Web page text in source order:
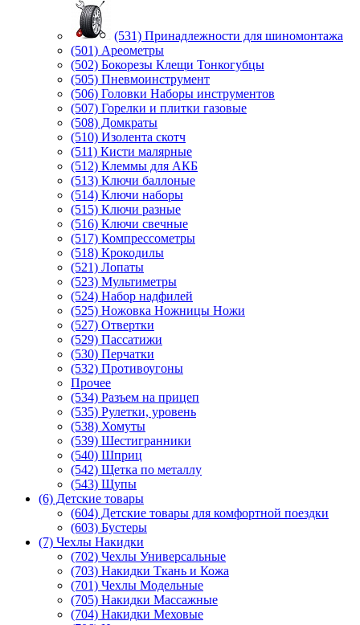
(531) Принадлежности для шиномонтажа
(501) Ареометры
(502) Бокорезы Клещи Тонкогубцы
(505) Пневмоинструмент
(506) Головки Наборы инструментов
(507) Горелки и плитки газовые
(508) Домкраты
(510) Изолента скотч
(511) Кисти малярные
(512) Клеммы для АКБ
(513) Ключи баллоные
(514) Ключи наборы
(515) Ключи разные
(516) Ключи свечные
(517) Компрессометры
(518) Крокодилы
(521) Лопаты
(523) Мультиметры
(524) Набор надфилей
(525) Ножовка Ножницы Ножи
(527) Отвертки
(529) Пассатижи
(530) Перчатки
(532) Противоугоны
Прочее
(534) Разъем на прицеп
(535) Рулетки, уровень
(538) Хомуты
(539) Шестигранники
(540) Шприц
(542) Щетка по металлу
(543) Щупы
(6) Детские товары
(604) Детские товары для комфортной поездки
(603) Бустеры
(7) Чехлы Накидки
(702) Чехлы Универсальные
(703) Накидки Ткань и Кожа
(701) Чехлы Модельные
(705) Накидки Массажные
(704) Накидки Меховые